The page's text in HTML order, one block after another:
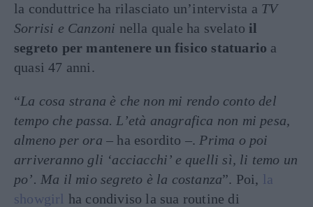
la conduttrice ha rilasciato un’intervista a TV
Sorrisi e Canzoni nella quale ha svelato il
segreto per mantenere un fisico statuario a
quasi 47 anni.
“La cosa strana è che non mi rendo conto del
tempo che passa. L’età anagrafica non mi pesa,
almeno per ora – ha esordito –. Prima o poi
arriveranno gli ‘acciacchi’ e quelli sì, li temo un
po’. Ma il mio segreto è la costanza”. Poi, la
showgirl ha condiviso la sua routine di